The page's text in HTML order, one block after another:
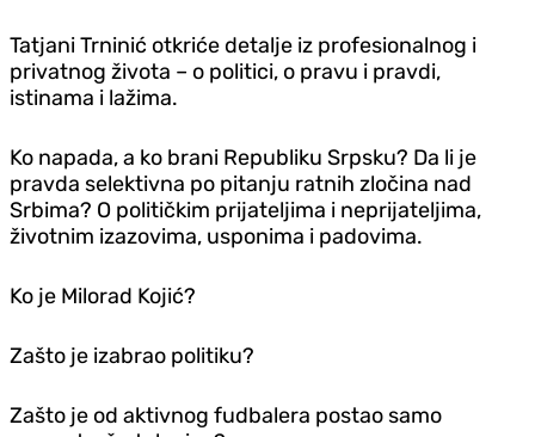
Tatjani Trninić otkriće detalje iz profesionalnog i
privatnog života – o politici, o pravu i pravdi,
istinama i lažima.
Ko napada, a ko brani Republiku Srpsku? Da li je
pravda selektivna po pitanju ratnih zločina nad
Srbima? O političkim prijateljima i neprijateljima,
životnim izazovima, usponima i padovima.
Ko je Milorad Kojić?
Zašto je izabrao politiku?
Zašto je od aktivnog fudbalera postao samo